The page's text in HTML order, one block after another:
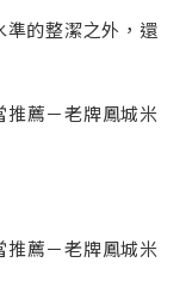
準的整潔之外，還